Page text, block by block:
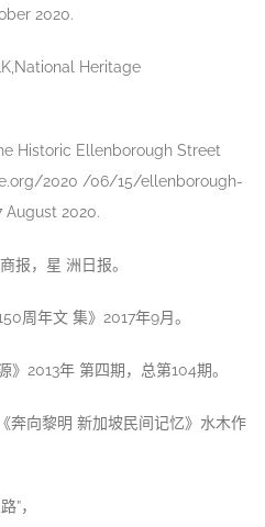
2020.
Heritage
Historic Ellenborough Street
2020 /06/15/ellenborough-
2020.
报，星 洲日报。
周年文 集》2017年9月。
》2013年 第四期，总第104期。
奔向黎明 新加坡民间记忆》水木作
”，